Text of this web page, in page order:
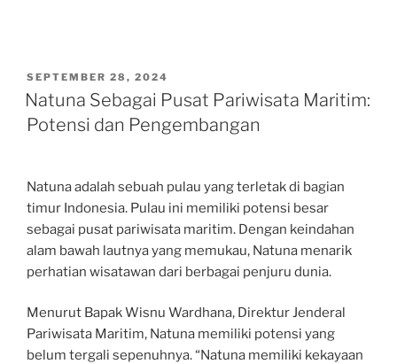
POSTED
ON
SEPTEMBER 28, 2024
Natuna Sebagai Pusat Pariwisata Maritim:
Potensi dan Pengembangan
Natuna adalah sebuah pulau yang terletak di bagian
timur Indonesia. Pulau ini memiliki potensi besar
sebagai pusat pariwisata maritim. Dengan keindahan
alam bawah lautnya yang memukau, Natuna menarik
perhatian wisatawan dari berbagai penjuru dunia.
Menurut Bapak Wisnu Wardhana, Direktur Jenderal
Pariwisata Maritim, Natuna memiliki potensi yang
belum tergali sepenuhnya. “Natuna memiliki kekayaan